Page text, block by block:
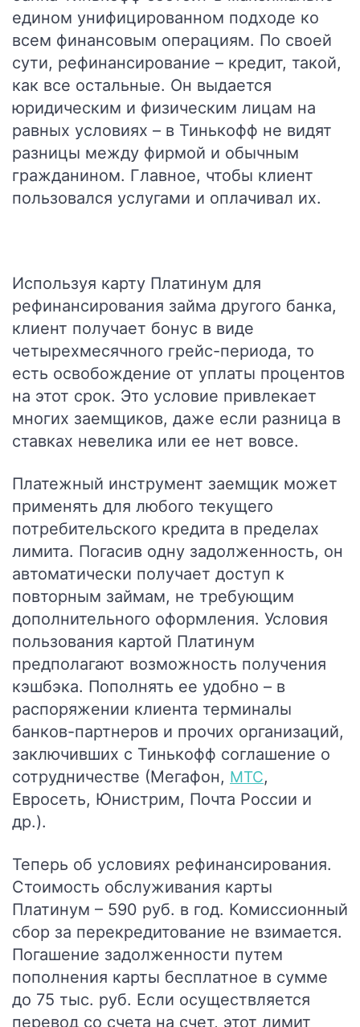
едином унифицированном подходе ко
всем финансовым операциям. По своей
сути, рефинансирование – кредит, такой,
как все остальные. Он выдается
юридическим и физическим лицам на
равных условиях – в Тинькофф не видят
разницы между фирмой и обычным
гражданином. Главное, чтобы клиент
пользовался услугами и оплачивал их.
Используя карту Платинум для
рефинансирования займа другого банка,
клиент получает бонус в виде
четырехмесячного грейс-периода, то
есть освобождение от уплаты процентов
на этот срок. Это условие привлекает
многих заемщиков, даже если разница в
ставках невелика или ее нет вовсе.
Платежный инструмент заемщик может
применять для любого текущего
потребительского кредита в пределах
лимита. Погасив одну задолженность, он
автоматически получает доступ к
повторным займам, не требующим
дополнительного оформления. Условия
пользования картой Платинум
предполагают возможность получения
кэшбэка. Пополнять ее удобно – в
распоряжении клиента терминалы
банков-партнеров и прочих организаций,
заключивших с Тинькофф соглашение о
сотрудничестве (Мегафон, МТС,
Евросеть, Юнистрим, Почта России и
др.).
Теперь об условиях рефинансирования.
Стоимость обслуживания карты
Платинум – 590 руб. в год. Комиссионный
сбор за перекредитование не взимается.
Погашение задолженности путем
пополнения карты бесплатное в сумме
до 75 тыс. руб. Если осуществляется
перевод со счета на счет, этот лимит